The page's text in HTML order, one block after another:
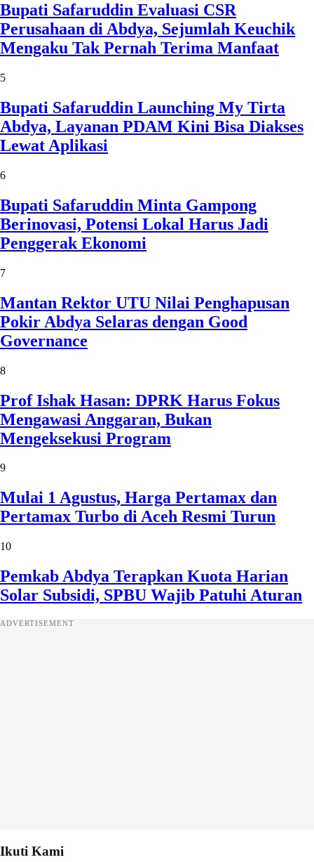
Bupati Safaruddin Evaluasi CSR
Perusahaan di Abdya, Sejumlah Keuchik
Mengaku Tak Pernah Terima Manfaat
5
Bupati Safaruddin Launching My Tirta
Abdya, Layanan PDAM Kini Bisa Diakses
Lewat Aplikasi
6
Bupati Safaruddin Minta Gampong
Berinovasi, Potensi Lokal Harus Jadi
Penggerak Ekonomi
7
Mantan Rektor UTU Nilai Penghapusan
Pokir Abdya Selaras dengan Good
Governance
8
Prof Ishak Hasan: DPRK Harus Fokus
Mengawasi Anggaran, Bukan
Mengeksekusi Program
9
Mulai 1 Agustus, Harga Pertamax dan
Pertamax Turbo di Aceh Resmi Turun
10
Pemkab Abdya Terapkan Kuota Harian
Solar Subsidi, SPBU Wajib Patuhi Aturan
ADVERTISEMENT
Ikuti Kami